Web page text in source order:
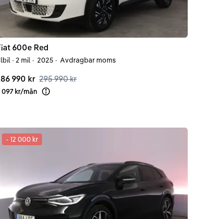
600e Red
· 2 mil · 2025 · Avdragbar moms
990 kr 295 990 kr
097 kr/mån Läs mer om finansiering
- 12 000 kr